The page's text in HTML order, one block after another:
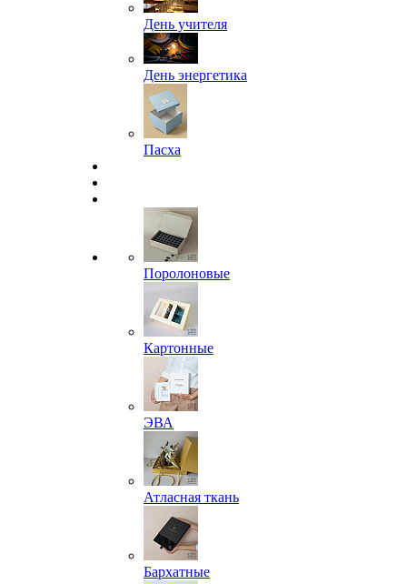
День учителя
День энергетика
Пасха
Поролоновые
Картонные
ЭВА
Атласная ткань
Бархатные